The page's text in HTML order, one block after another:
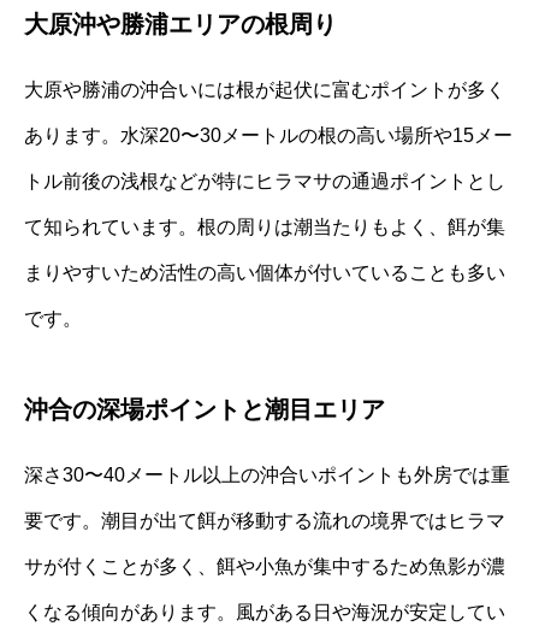
大原沖や勝浦エリアの根周り
大原や勝浦の沖合いには根が起伏に富むポイントが多く
あります。水深20〜30メートルの根の高い場所や15メー
トル前後の浅根などが特にヒラマサの通過ポイントとし
て知られています。根の周りは潮当たりもよく、餌が集
まりやすいため活性の高い個体が付いていることも多い
です。
沖合の深場ポイントと潮目エリア
深さ30〜40メートル以上の沖合いポイントも外房では重
要です。潮目が出て餌が移動する流れの境界ではヒラマ
サが付くことが多く、餌や小魚が集中するため魚影が濃
くなる傾向があります。風がある日や海況が安定してい